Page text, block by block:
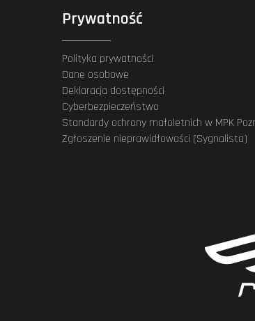
Prywatność
Polityka prywatności
Dane osobowe
Deklaracja dostępności
Cyberbezpieczeństwo
Standardy ochrony małoletnich w MPK
Zgłoszenie nieprawidłowości (Sygnalista)